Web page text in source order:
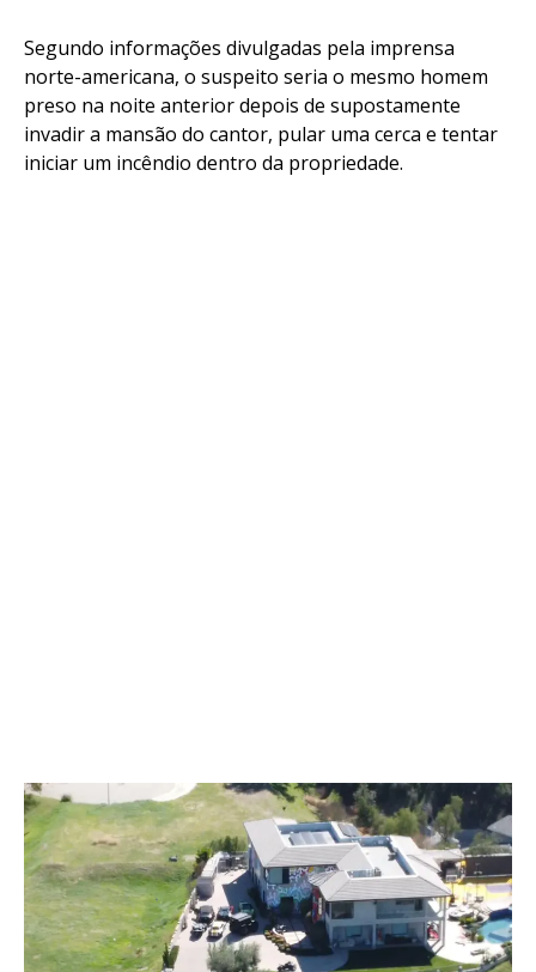
Segundo informações divulgadas pela imprensa
norte-americana, o suspeito seria o mesmo homem
preso na noite anterior depois de supostamente
invadir a mansão do cantor, pular uma cerca e tentar
iniciar um incêndio dentro da propriedade.
Flipboard
Reddit
Pinterest
Whatsapp